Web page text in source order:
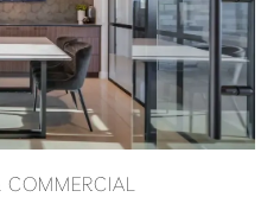
COMMERCIAL